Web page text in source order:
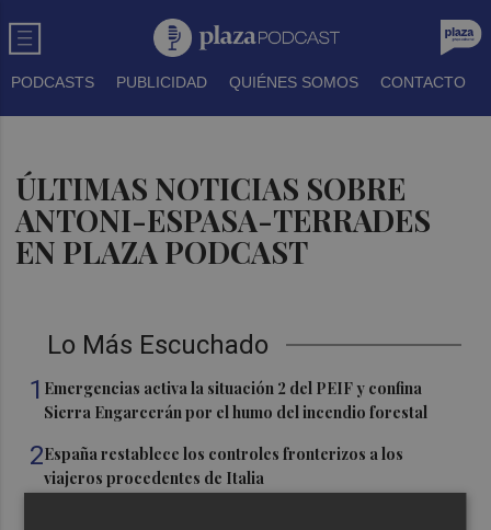
PODCASTS PUBLICIDAD QUIÉNES SOMOS CONTACTO
ÚLTIMAS NOTICIAS SOBRE
ANTONI-ESPASA-TERRADES
EN PLAZA PODCAST
Lo Más Escuchado
1 Emergencias activa la situación 2 del PEIF y confina
Sierra Engarcerán por el humo del incendio forestal
2España restablece los controles fronterizos a los
viajeros procedentes de Italia